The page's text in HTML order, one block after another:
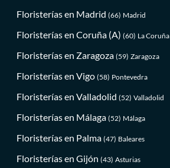
Floristerías en Madrid (66) Madrid
Floristerías en Coruña (A) (60) La Coruña
Floristerías en Zaragoza (59) Zaragoza
Floristerías en Vigo (58) Pontevedra
Floristerías en Valladolid (52) Valladolid
Floristerías en Málaga (52) Málaga
Floristerías en Palma (47) Baleares
Floristerías en Gijón (43) Asturias